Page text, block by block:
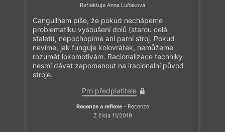
Reflektuje Anna Luňáková
Canguilhem píše, že pokud nechápeme
problematiku vysoušení dolů (starou celá
staletí), nepochopíme ani parní stroj. Pokud
nevíme, jak funguje kolovrátek, nemůžeme
rozumět lokomotivám. Racionalizace techniky
nesmí dávat zapomenout na iracionální původ
stroje.
Pro předplatitele
Recenze a reflexe– Recenze
Z čísla 11/2019